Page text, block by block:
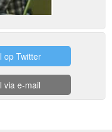
op Twitter
via e-mail